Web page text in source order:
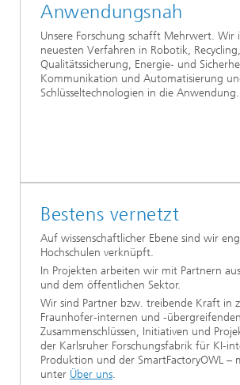
Anwendungsnah
Unsere Forschung schafft Mehrwert. Wir
neuesten Verfahren in Robotik, Recycling,
Qualitätssicherung, Energie- und
Kommunikation und Automatisierung
Schlüsseltechnologien in die Anwendung.
Bestens vernetzt
Auf wissenschaftlicher Ebene sind wir
Hochschulen verknüpft.
In Projekten arbeiten wir mit Partnern
und dem öffentlichen Sektor.
Wir sind Partner bzw. treibende Kraft in
Fraunhofer-internen und -übergreifenden
Zusammenschlüssen, Initiativen und
der Karlsruher Forschungsfabrik für KI-
Produktion und der SmartFactoryOWL –
unter Über uns.